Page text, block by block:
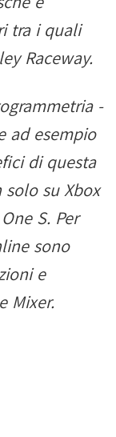
tra i quali
Raceway.
-
ad esempio
di questa
su Xbox
S. Per
sono
e
Mixer.